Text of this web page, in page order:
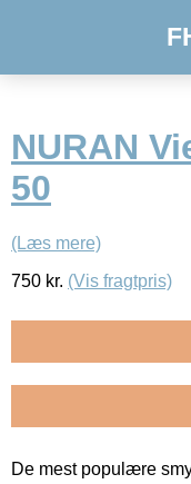
NURAN
50
(Læs mere)
750 kr. (Vis fragtpris)
De mest populære